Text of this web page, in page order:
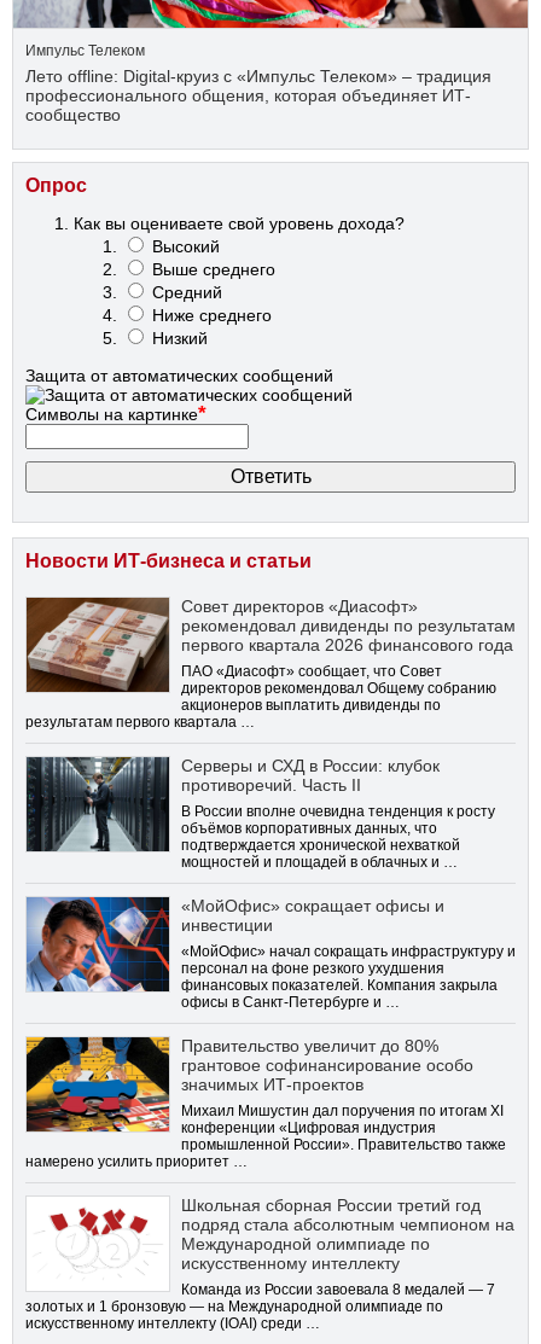
Импульс Телеком
Лето offline: Digital-круиз с «Импульс Телеком» – традиция
профессионального общения, которая объединяет ИТ-
сообщество
Опрос
Как вы оцениваете свой уровень дохода?
Высокий
Выше среднего
Средний
Ниже среднего
Низкий
Защита от автоматических сообщений
Символы на картинке*
Новости ИТ-бизнеса и статьи
Совет директоров «Диасофт»
рекомендовал дивиденды по результатам
первого квартала 2026 финансового года
ПАО «Диасофт» сообщает, что Совет
директоров рекомендовал Общему собранию
акционеров выплатить дивиденды по
результатам первого квартала …
Серверы и СХД в России: клубок
противоречий. Часть II
В России вполне очевидна тенденция к росту
объёмов корпоративных данных, что
подтверждается хронической нехваткой
мощностей и площадей в облачных и …
«МойОфис» сокращает офисы и
инвестиции
«МойОфис» начал сокращать инфраструктуру и
персонал на фоне резкого ухудшения
финансовых показателей. Компания закрыла
офисы в Санкт-Петербурге и …
Правительство увеличит до 80%
грантовое софинансирование особо
значимых ИТ-проектов
Михаил Мишустин дал поручения по итогам XI
конференции «Цифровая индустрия
промышленной России». Правительство также
намерено усилить приоритет …
Школьная сборная России третий год
подряд стала абсолютным чемпионом на
Международной олимпиаде по
искусственному интеллекту
Команда из России завоевала 8 медалей — 7
золотых и 1 бронзовую — на Международной олимпиаде по
искусственному интеллекту (IOAI) среди …